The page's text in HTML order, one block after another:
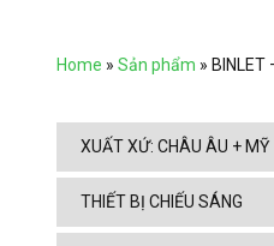
Home » Sản phẩm » BINLET
XUẤT XỨ: CHÂU ÂU + MỸ
THIẾT BỊ CHIẾU SÁNG